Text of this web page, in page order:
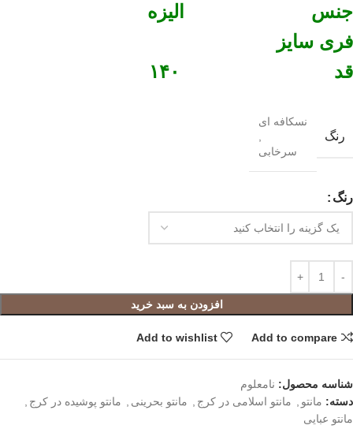
جنس الیزه
فری سایز
قد ۱۴۰
رنگ
نسکافه ای
سرخابی
رنگ
افزودن به سبد خرید
Add to compare
Add to wishlist
شناسه محصول: نامعلوم
دسته: مانتو مانتو اسلامی در کرج مانتو بحرینی مانتو پوشیده در کرج
مانتو عبایی